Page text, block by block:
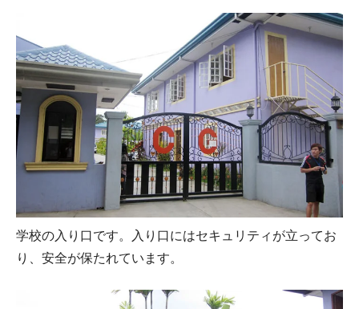
学校の入り口です。入り口にはセキュリティが立ってお
り、安全が保たれています。